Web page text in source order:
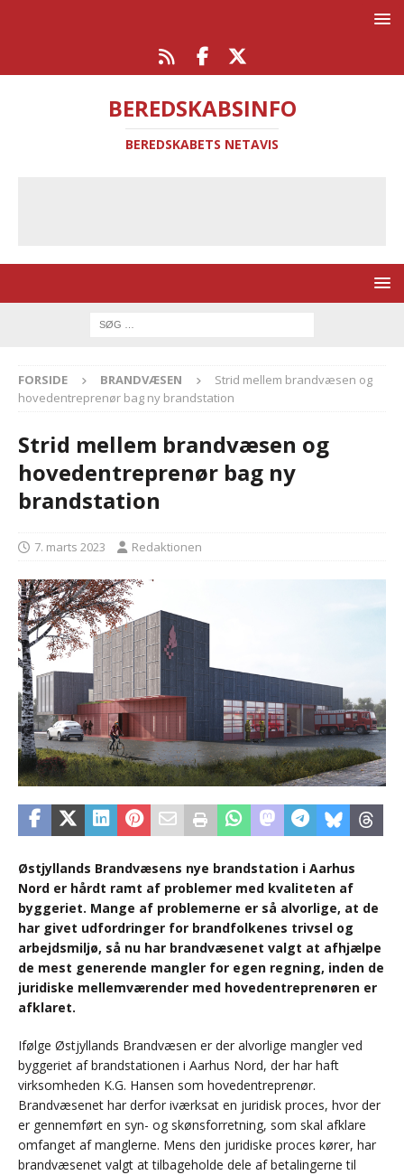
BEREDSKABSINFO
BEREDSKABETS NETAVIS
FORSIDE BRANDVÆSEN
Strid mellem brandvæsen og
hovedentreprenør bag ny brandstation
Strid mellem brandvæsen og
hovedentreprenør bag ny
brandstation
7. marts 2023 Redaktionen
Østjyllands Brandvæsens nye brandstation i Aarhus
Nord er hårdt ramt af problemer med kvaliteten af
byggeriet. Mange af problemerne er så alvorlige, at de
har givet udfordringer for brandfolkenes trivsel og
arbejdsmiljø, så nu har brandvæsenet valgt at afhjælpe
de mest generende mangler for egen regning, inden de
juridiske mellemværender med hovedentreprenøren er
afklaret.
Ifølge Østjyllands Brandvæsen er der alvorlige mangler ved
byggeriet af brandstationen i Aarhus Nord, der har haft
virksomheden K.G. Hansen som hovedentreprenør.
Brandvæsenet har derfor iværksat en juridisk proces, hvor der
er gennemført en syn- og skønsforretning, som skal afklare
omfanget af manglerne. Mens den juridiske proces kører, har
brandvæsenet valgt at tilbageholde dele af betalingerne til